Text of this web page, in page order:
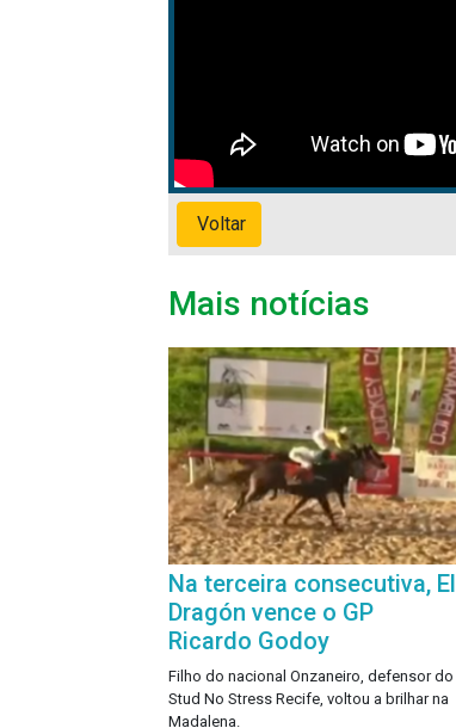
Voltar
Mais notícias
Na terceira consecutiva, El
Dragón vence o GP
Ricardo Godoy
Filho do nacional Onzaneiro, defensor do
Stud No Stress Recife, voltou a brilhar na
Madalena.